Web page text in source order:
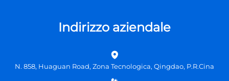
Indirizzo aziendale
N. 858, Huaguan Road, Zona Tecnologica, Qingdao, P.R.Cina